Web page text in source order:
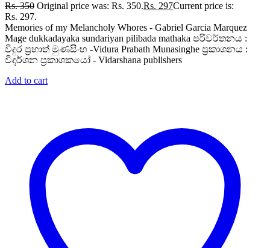
Rs.350 Original price was: Rs. 350.Rs. 297Current price is:
Rs. 297.
Memories of my Melancholy Whores - Gabriel Garcia Marquez
Mage dukkadayaka sundariyan pilibada mathaka පරිවර්තනය :
විදුර ප්‍රභාත් මුණසිංහ -Vidura Prabath Munasinghe ප්‍රකාශනය :
විදර්ශන ප්‍රකාශකයෝ - Vidarshana publishers
Add to cart